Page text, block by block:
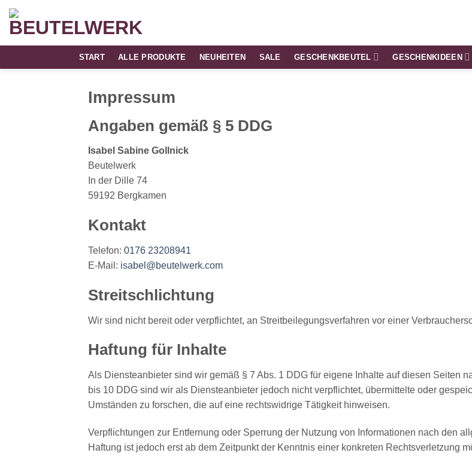
Zum
Inhalt
springen
START ALLE PRODUKTE NEUHEITEN SALE GESCHENKBEUTEL GESCHENKIDEEN
Impressum
Angaben gemäß § 5 DDG
Isabel Sabine Gollnick
Beutelwerk
In der Dille 74
59192 Bergkamen
Kontakt
Telefon: 0176 23208941
E-Mail: isabel@beutelwerk.com
Streitschlichtung
Wir sind nicht bereit oder verpflichtet, an Streitbeilegungsverfahren vor einer
Haftung für Inhalte
Als Diensteanbieter sind wir gemäß § 7 Abs. 1 DDG für eigene Inhalte auf diesen Seiten
bis 10 DDG sind wir als Diensteanbieter jedoch nicht verpflichtet, übermittelte oder
Umständen zu forschen, die auf eine rechtswidrige Tätigkeit hinweisen.
Verpflichtungen zur Entfernung oder Sperrung der Nutzung von Informationen nach den
Haftung ist jedoch erst ab dem Zeitpunkt der Kenntnis einer konkreten Rechtsverletzung